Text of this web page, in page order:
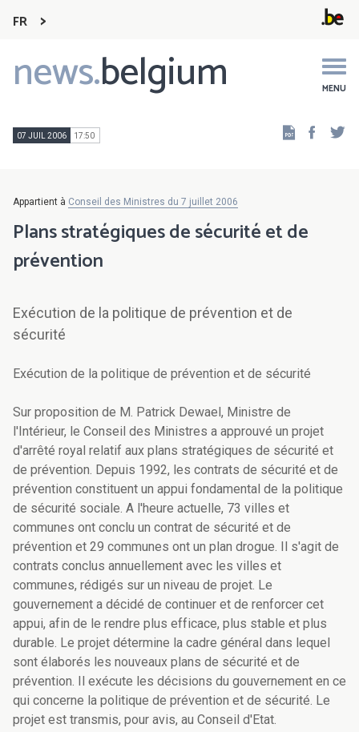
FR
news.belgium MENU
Main
navigation
07 JUIL 2006 17:50
Appartient à Conseil des Ministres du 7 juillet 2006
Plans stratégiques de sécurité et de
prévention
Exécution de la politique de prévention et de
sécurité
Exécution de la politique de prévention et de sécurité
Sur proposition de M. Patrick Dewael, Ministre de
l'Intérieur, le Conseil des Ministres a approuvé un projet
d'arrêté royal relatif aux plans stratégiques de sécurité et
de prévention. Depuis 1992, les contrats de sécurité et de
prévention constituent un appui fondamental de la politique
de sécurité sociale. A l'heure actuelle, 73 villes et
communes ont conclu un contrat de sécurité et de
prévention et 29 communes ont un plan drogue. Il s'agit de
contrats conclus annuellement avec les villes et
communes, rédigés sur un niveau de projet. Le
gouvernement a décidé de continuer et de renforcer cet
appui, afin de le rendre plus efficace, plus stable et plus
durable. Le projet détermine la cadre général dans lequel
sont élaborés les nouveaux plans de sécurité et de
prévention. Il exécute les décisions du gouvernement en ce
qui concerne la politique de prévention et de sécurité. Le
projet est transmis, pour avis, au Conseil d'Etat.